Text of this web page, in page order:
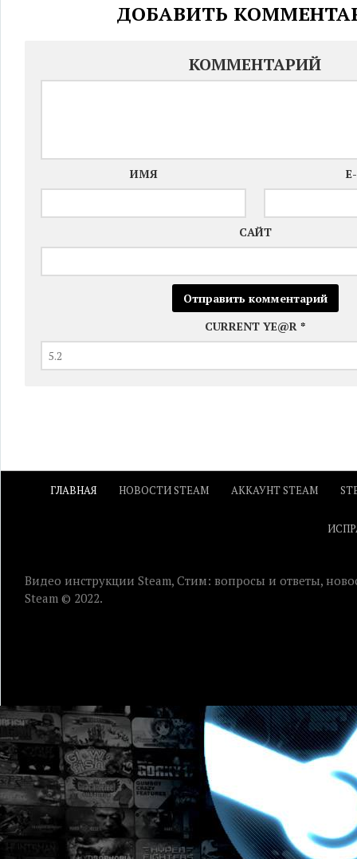
ДОБАВИТЬ
КОММЕНТАРИЙ
ИМЯ
САЙТ
CURRENT YE@R *
ГЛАВНАЯ НОВОСТИ STEAM АККАУНТ STEAM
Видео инструкции Steam, Стим: вопросы и ответы,
Steam © 2022.